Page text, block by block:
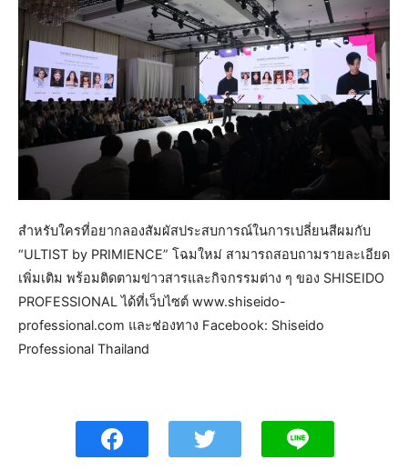
สำหรับใครที่อยากลองสัมผัสประสบการณ์ในการเปลี่ยนสีผมกับ
“ULTIST by PRIMIENCE” โฉมใหม่ สามารถสอบถามรายละเอียด
เพิ่มเติม พร้อมติดตามข่าวสารและกิจกรรมต่าง ๆ ของ SHISEIDO
PROFESSIONAL ได้ที่เว็บไซต์ www.shiseido-
professional.com และช่องทาง Facebook: Shiseido
Professional Thailand